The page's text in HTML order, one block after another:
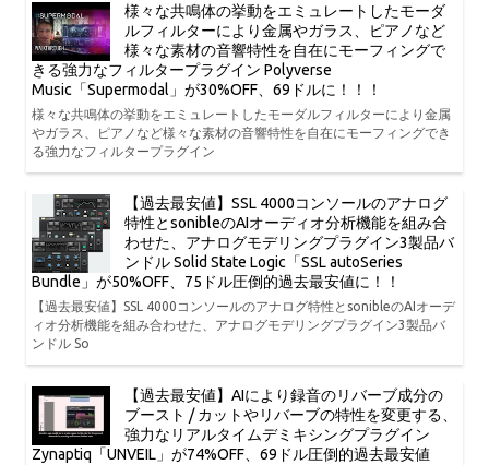
様々な共鳴体の挙動をエミュレートしたモーダ
ルフィルターにより金属やガラス、ピアノなど
様々な素材の音響特性を自在にモーフィングで
きる強力なフィルタープラグイン Polyverse
Music「Supermodal」が30%OFF、69ドルに！！！
様々な共鳴体の挙動をエミュレートしたモーダルフィルターにより金属
やガラス、ピアノなど様々な素材の音響特性を自在にモーフィングでき
る強力なフィルタープラグイン
【過去最安値】SSL 4000コンソールのアナログ
特性とsonibleのAIオーディオ分析機能を組み合
わせた、アナログモデリングプラグイン3製品バ
ンドル Solid State Logic「SSL autoSeries
Bundle」が50%OFF、75ドル圧倒的過去最安値に！！
【過去最安値】SSL 4000コンソールのアナログ特性とsonibleのAIオーデ
ィオ分析機能を組み合わせた、アナログモデリングプラグイン3製品バ
ンドル So
【過去最安値】AIにより録音のリバーブ成分の
ブースト / カットやリバーブの特性を変更する、
強力なリアルタイムデミキシングプラグイン
Zynaptiq「UNVEIL」が74%OFF、69ドル圧倒的過去最安値